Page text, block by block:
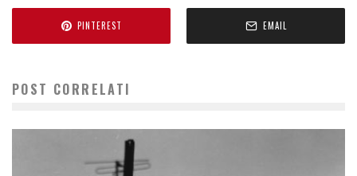
PINTEREST EMAIL
POST CORRELATI